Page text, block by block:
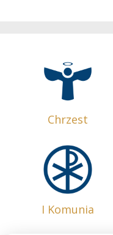
Chrzest
I Komunia